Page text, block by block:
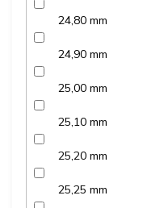
24,80 mm
24,90 mm
25,00 mm
25,10 mm
25,20 mm
25,25 mm